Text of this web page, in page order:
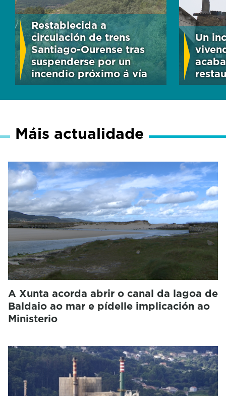
Restablecida a
circulación de trens
Santiago-Ourense tras
suspenderse por un
incendio próximo á vía
Un
Máis actualidade
A Xunta acorda abrir o canal da lagoa de
Baldaio ao mar e pídelle implicación ao
Ministerio